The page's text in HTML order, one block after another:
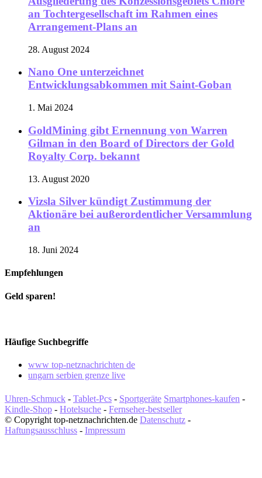
an Tochtergesellschaft im Rahmen eines
Arrangement-Plans an
28. August 2024
Nano One unterzeichnet
Entwicklungsabkommen mit Saint-Goban
1. Mai 2024
GoldMining gibt Ernennung von Warren
Gilman in den Board of Directors der Gold
Royalty Corp. bekannt
13. August 2020
Vizsla Silver kündigt Zustimmung der
Aktionäre bei außerordentlicher Versammlung
an
18. Juni 2024
Empfehlungen
Geld sparen!
Häufige Suchbegriffe
www top-netznachrichten de
ungarn serbien grenze live
Uhren-Schmuck - Tablet-Pcs - Sportgeräte Smartphones-kaufen -
Kindle-Shop - Hotelsuche - Fernseher-bestseller
© Copyright top-netznachrichten.de Datenschutz -
Haftungsausschluss - Impressum